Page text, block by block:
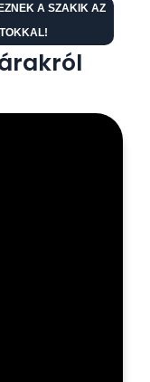
A SZAKIK AZ